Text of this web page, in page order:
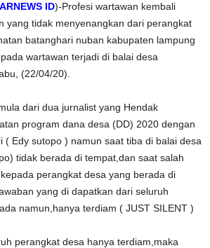
ID)-Profesi wartawan kembali
yang tidak menyenangkan dari perangkat
batanghari nuban kabupaten lampung
wartawan terjadi di balai desa
(22/04/20).
dari dua jurnalist yang Hendak
program dana desa (DD) 2020 dengan
( Edy sutopo ) namun saat tiba di balai desa
tidak berada di tempat,dan saat salah
perangkat desa yang berada di
yang di dapatkan dari seluruh
namun,hanya terdiam ( JUST SILENT )
perangkat desa hanya terdiam,maka